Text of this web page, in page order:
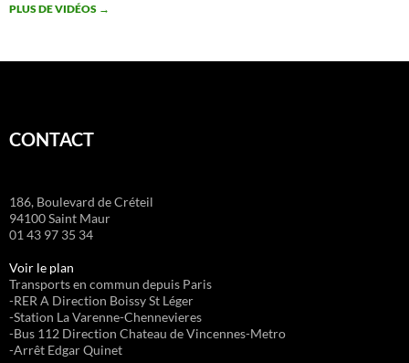
PLUS DE VIDÉOS →
CONTACT
186, Boulevard de Créteil
94100 Saint Maur
01 43 97 35 34
Voir le plan
Transports en commun depuis Paris
-RER A Direction Boissy St Léger
-Station La Varenne-Chennevieres
-Bus 112 Direction Chateau de Vincennes-Metro
-Arrêt Edgar Quinet